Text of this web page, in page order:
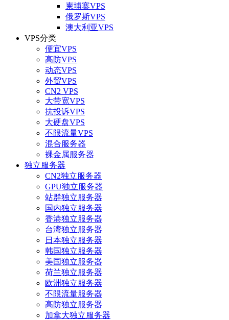
柬埔寨VPS
俄罗斯VPS
澳大利亚VPS
VPS分类
便宜VPS
高防VPS
动态VPS
外贸VPS
CN2 VPS
大带宽VPS
抗投诉VPS
大硬盘VPS
不限流量VPS
混合服务器
裸金属服务器
独立服务器
CN2独立服务器
GPU独立服务器
站群独立服务器
国内独立服务器
香港独立服务器
台湾独立服务器
日本独立服务器
韩国独立服务器
美国独立服务器
荷兰独立服务器
欧洲独立服务器
不限流量服务器
高防独立服务器
加拿大独立服务器